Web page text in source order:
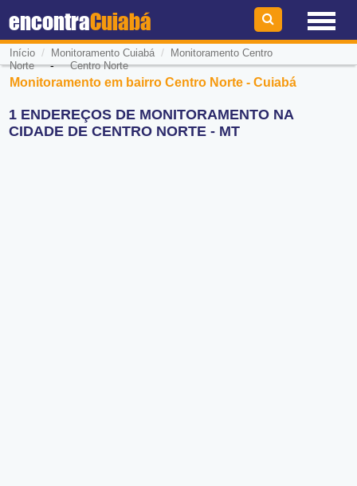
encontraCuiabá
Início / Monitoramento Cuiabá/
Monitoramento Centro
Norte-Centro Norte
Monitoramento em bairro Centro Norte - Cuiabá
1 ENDEREÇOS DE MONITORAMENTO NA
CIDADE DE CENTRO NORTE - MT